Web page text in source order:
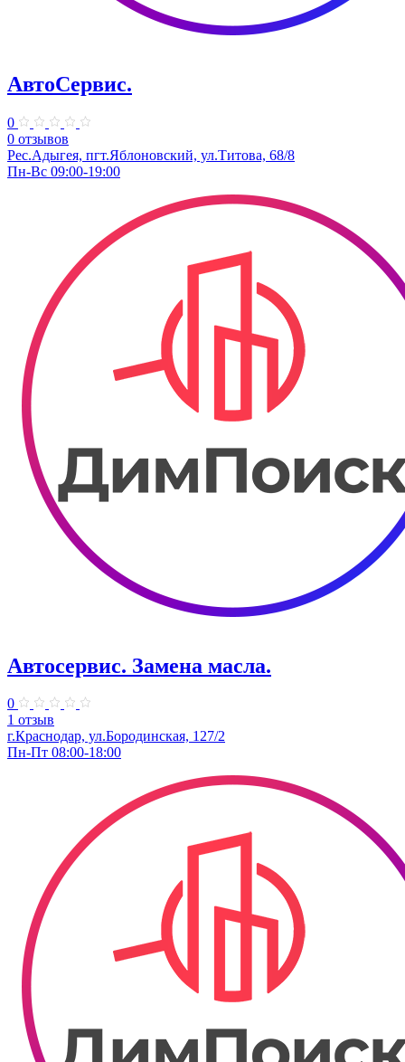
АвтоСервис.
0
0 отзывов
Рес.Адыгея, пгт.Яблоновский, ул.Титова, 68/8
Пн-Вс 09:00-19:00
Автосервис. Замена масла.
0
1 отзыв
г.Краснодар, ул.Бородинская, 127/2
Пн-Пт 08:00-18:00